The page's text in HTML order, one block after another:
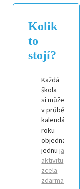
Kolik
to
stojí?
Každá
škola
si může
v průběhu
kalendářního
roku
objednat
jednu
aktivitu
zcela
zdarma